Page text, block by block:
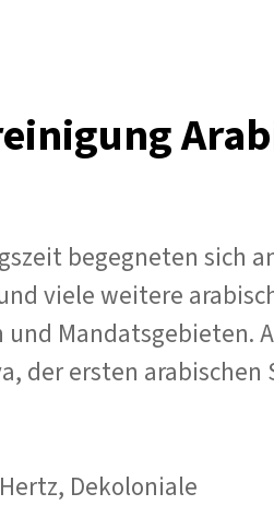
begegneten sich
viele weitere
Mandatsgebieten.
der ersten
Dekoloniale